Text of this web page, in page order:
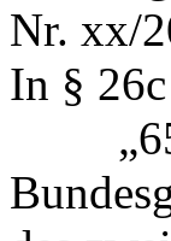
Nr. xx/
In §